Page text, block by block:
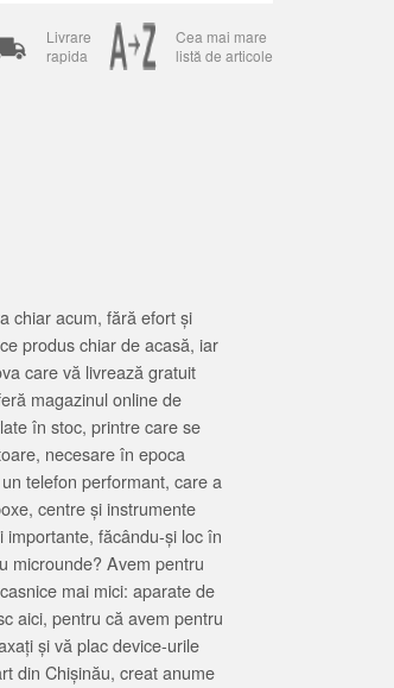
Livrare
rapida
Cea mai mare
listă de articole
chiar acum, fără efort și
produs chiar de acasă, iar
care vă livrează gratuit
magazinul online de
în stoc, printre care se
necesare în epoca
telefon performant, care a
centre și instrumente
făcându-și loc în
microunde? Avem pentru
mai mici: aparate de
aici, pentru că avem pentru
și vă plac device-urile
din Chișinău, creat anume